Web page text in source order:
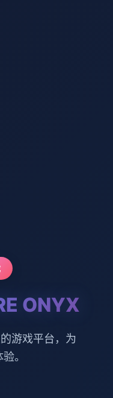
ONYX
游戏平台，为
。